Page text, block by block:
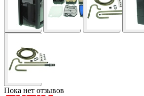
Пока нет отзывов